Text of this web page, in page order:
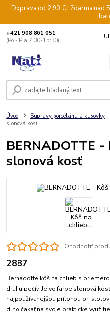
Doprava od 2,90 € | Zdarma nad
+421 908 861 051
(Po - Pia 7:30-15:30)
Úvod Súpravy porcelánu a kusovky
slonová kosť
BERNADOTTE -
slonová kosť
Ohodnotiť
2887
Bernadotte kôš na chlieb s
druhu pečív. Je vo farbe slonová
najpoužívanejšou prílohou pri
dlho čakať na svoje praktické